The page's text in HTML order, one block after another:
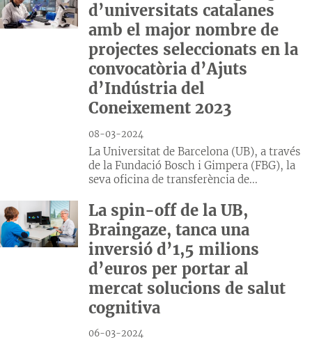
d’universitats catalanes
amb el major nombre de
projectes seleccionats en la
convocatòria d’Ajuts
d’Indústria del
Coneixement 2023
08-03-2024
La Universitat de Barcelona (UB), a través
de la Fundació Bosch i Gimpera (FBG), la
seva oficina de transferència de...
La spin-off de la UB,
Braingaze, tanca una
inversió d’1,5 milions
d’euros per portar al
mercat solucions de salut
cognitiva
06-03-2024